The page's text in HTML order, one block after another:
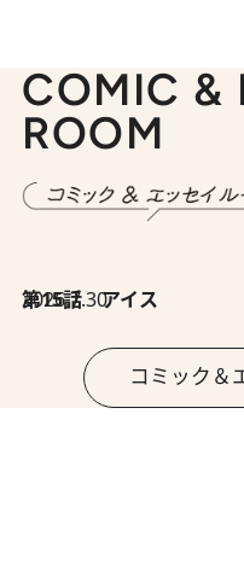
COMIC &
ROOM
2026.7.30
第15話 アイス
コミック＆